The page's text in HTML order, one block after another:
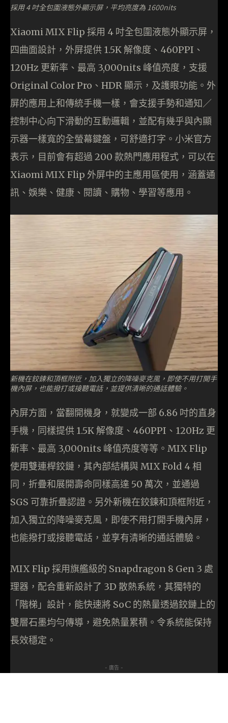
採用 4 吋全包圍液態外顯⽰屏，平均亮度為 1600nits
Xiaomi MIX Flip 採⽤ 4 吋全包圍液態外顯⽰屏，
四曲⾯設計，外屏提供 1.5K 解像度、460PPI、
120Hz 更新率、最高 3,000nits 峰值亮度，支援
Original Color Pro、HDR 顯示，及護眼功能。外
屏的應用上和傳統手機一樣，會支援⼿勢和通知／
控制中⼼向下滑動的互動邏輯，並配有幾乎與內顯
⽰器⼀樣寬的全螢幕鍵盤，可舒適打字。小米官方
表示，目前會有超過 200 款熱⾨應⽤程式，可以在
Xiaomi MIX Flip 外屏中的主應⽤區使用，涵蓋通
訊、娛樂、健康、閱讀、購物、學習等應⽤。
新機在鉸鍊和頂框附近，加入獨⽴的降噪⿆克⾵，即使不用打開手
機內屏，也能撥打或接聽電話，並提供清晰的通話體驗。
內屏方面，當翻開機身，就變成一部 6.86 吋的直身
手機，同樣提供 1.5K 解像度、460PPI、120Hz 更
新率、最高 3,000nits 峰值亮度等等。MIX Flip
使用雙連桿鉸鏈，其內部結構與 MIX Fold 4 相
同，折疊和展開壽命同樣⾼達 50 萬次，並通過
SGS 可靠折疊認證。另外新機在鉸鍊和頂框附近，
加入獨⽴的降噪⿆克⾵，即使不用打開手機內屏，
也能撥打或接聽電話，並享有清晰的通話體驗。
MIX Flip 採用旗艦級的 Snapdragon 8 Gen 3 處
理器，配合重新設計了 3D 散熱系統，其獨特的
「階梯」設計，能快速將 SoC 的熱量透過鉸鏈上的
雙層⽯墨均勻傳導，避免熱量累積。令系統能保持
長效穩定。
- 廣告 -